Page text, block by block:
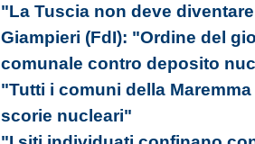
"La Tuscia non deve
Giampieri (FdI): "Ordine del
comunale contro deposito
"Tutti i comuni della
scorie nucleari"